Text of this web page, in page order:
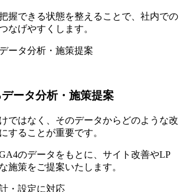
握できる状態を整えることで、社内での
なげやすくします。
ータ分析・施策提案
ではなく、そのデータからどのような改
することが重要です。
のデータをもとに、サイト改善やLP
施策をご提案いたします。